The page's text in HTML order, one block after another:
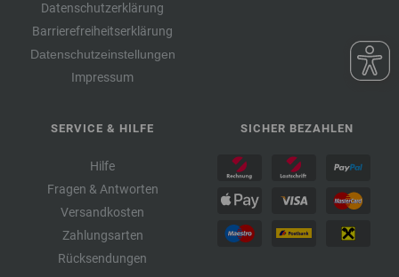
Datenschutzerklärung
Barrierefreiheitserklärung
Datenschutzeinstellungen
Impressum
SERVICE & HILFE
Hilfe
Fragen & Antworten
Versandkosten
Zahlungsarten
Rücksendungen
SICHER BEZAHLEN